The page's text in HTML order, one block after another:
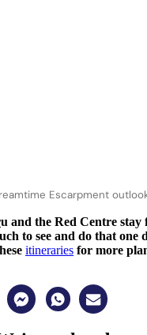
Escarpment
u and the Red Centre stay
to see and do that one
itineraries for more